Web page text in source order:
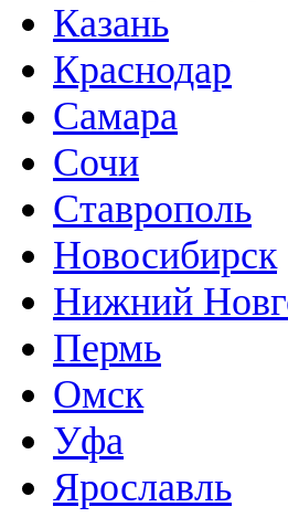
Казань
Краснодар
Самара
Сочи
Ставрополь
Новосибирск
Нижний
Пермь
Омск
Уфа
Ярославль